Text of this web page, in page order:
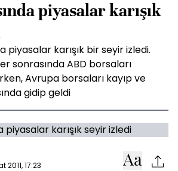
piyasalar karışık
piyasalar karışık bir seyir izledi.
sonrasında ABD borsaları
Avrupa borsaları kayıp ve
gidip geldi
2011, 17:23